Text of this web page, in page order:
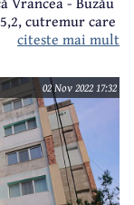
cutremur care
citeste mai mult
02 Nov 2022 17:32